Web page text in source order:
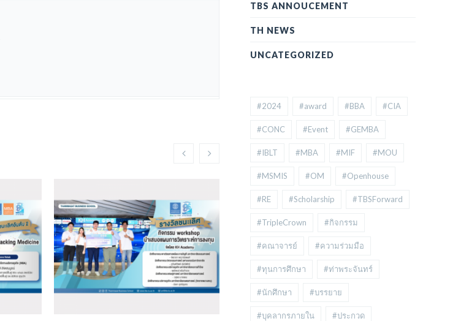
TBS ANNOUCEMENT
TH NEWS
UNCATEGORIZED
#2024 #award #BBA #CIA
#CONC #Event #GEMBA
#IBLT #MBA #MIF #MOU
#MSMIS #OM #Openhouse
#RE #Scholarship #TBSForward
#TripleCrown #กิจกรรม
#คณาจารย์ #ความร่วมมือ
#ทุนการศึกษา #ท่าพระจันทร์
#นักศึกษา #บรรยาย
#บุคลากรภายใน #ประกวด